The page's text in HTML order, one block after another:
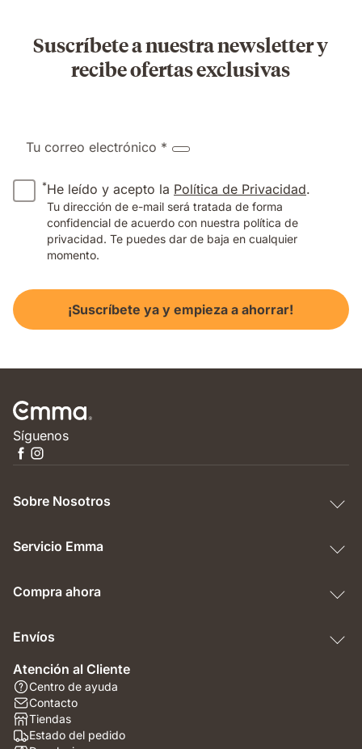
Suscríbete a nuestra newsletter y
recibe ofertas exclusivas
Tu correo electrónico *
*He leído y acepto la Política de Privacidad.
Tu dirección de e-mail será tratada de forma
confidencial de acuerdo con nuestra política de
privacidad. Te puedes dar de baja en cualquier
momento.
¡Suscríbete ya y empieza a ahorrar!
Síguenos
Sobre Nosotros
Servicio Emma
Compra ahora
Envíos
Atención al Cliente
Centro de ayuda
Contacto
Tiendas
Estado del pedido